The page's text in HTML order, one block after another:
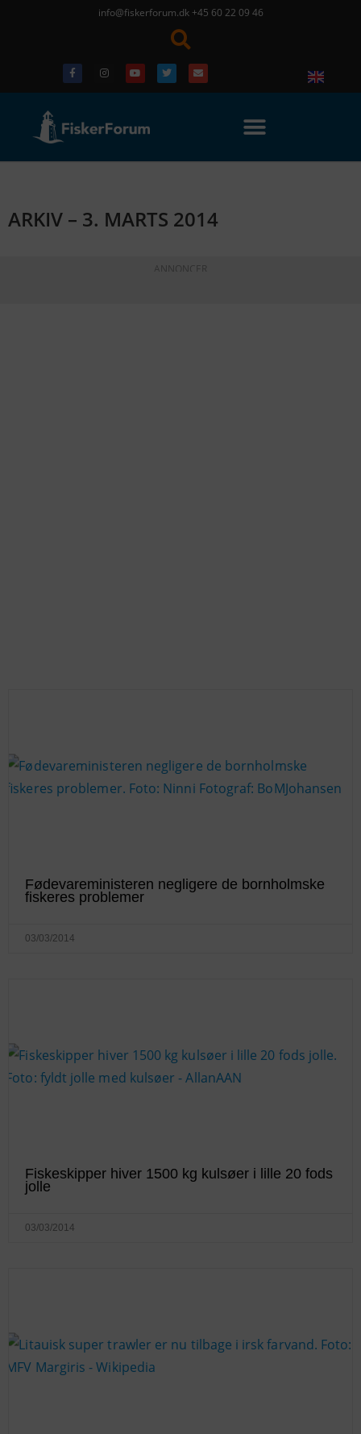
info@fiskerforum.dk +45 60 22 09 46
ARKIV – 3. MARTS 2014
ANNONCER
Fødevareministeren negligere de bornholmske
fiskeres problemer
03/03/2014
Fiskeskipper hiver 1500 kg kulsøer i lille 20 fods
jolle
03/03/2014